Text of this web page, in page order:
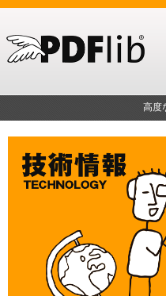
高度